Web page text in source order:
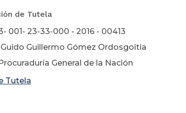
de Tutela
001- 23-33-000 - 2016 - 00413
Guillermo Gómez Ordosgoitia
General de la Nación
Tutela